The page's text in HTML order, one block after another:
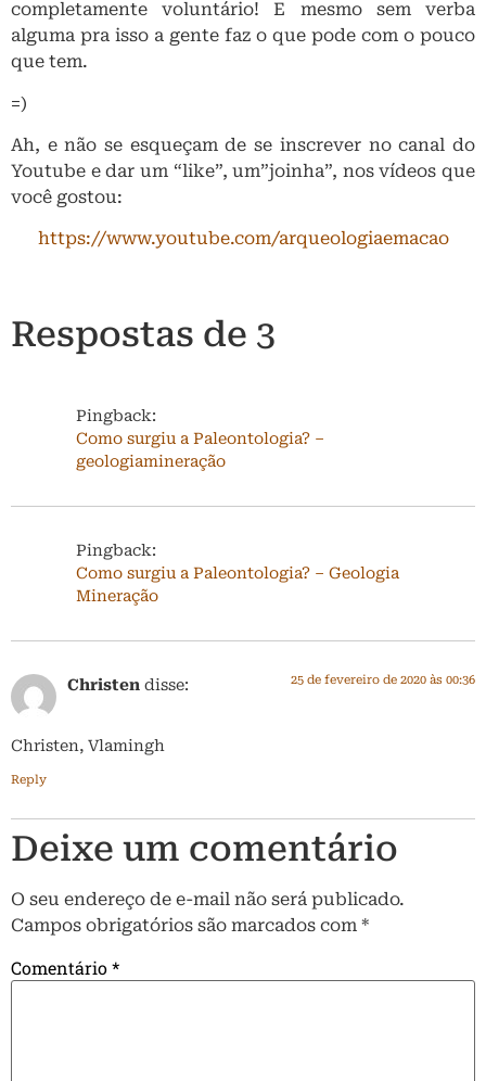
completamente voluntário! E mesmo sem verba
alguma pra isso a gente faz o que pode com o pouco
que tem.
=)
Ah, e não se esqueçam de se inscrever no canal do
Youtube e dar um “like”, um”joinha”, nos vídeos que
você gostou:
https://www.youtube.com/arqueologiaemacao
Respostas de 3
Pingback:
Como surgiu a Paleontologia? –
geologiamineração
Pingback:
Como surgiu a Paleontologia? – Geologia
Mineração
Christen disse: 25 de fevereiro de 2020 às 00:36
Christen, Vlamingh
Reply
Deixe um comentário
O seu endereço de e-mail não será publicado.
Campos obrigatórios são marcados com *
Comentário*